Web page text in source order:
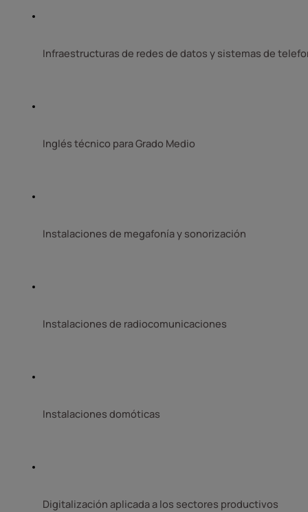
Infraestructuras de redes de datos y sistemas de
Inglés técnico para Grado Medio
Instalaciones de megafonía y sonorización
Instalaciones de radiocomunicaciones
Instalaciones domóticas
Digitalización aplicada a los sectores productivos